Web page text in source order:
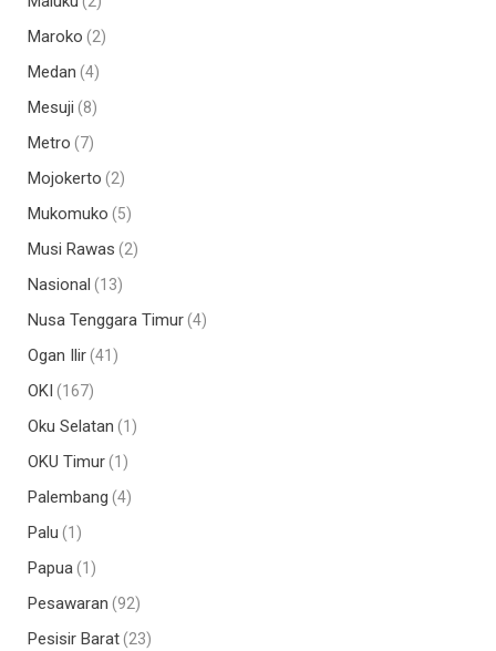
Maroko (2)
Medan (4)
Mesuji (8)
Metro (7)
Mojokerto (2)
Mukomuko (5)
Musi Rawas (2)
Nasional (13)
Nusa Tenggara Timur(4)
Ogan Ilir(41)
OKI (167)
Oku Selatan (1)
OKU Timur(1)
Palembang (4)
Palu (1)
Papua(1)
Pesawaran (92)
Pesisir Barat(23)